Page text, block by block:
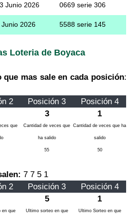
Junio 2026 0669 serie 306
Junio 2026 5588 serie 145
Loteria de Boyaca
que mas sale en cada posición:
2 Posición 3
Posición 4
3 1
que Cantidad de veces que
ha salido
55
Cantidad de veces que ha
salido
50
7 7 5 1
2 Posición 3
Posición 4
5 1
en que Ultimo sorteo en que Ultimo Sorteo en que